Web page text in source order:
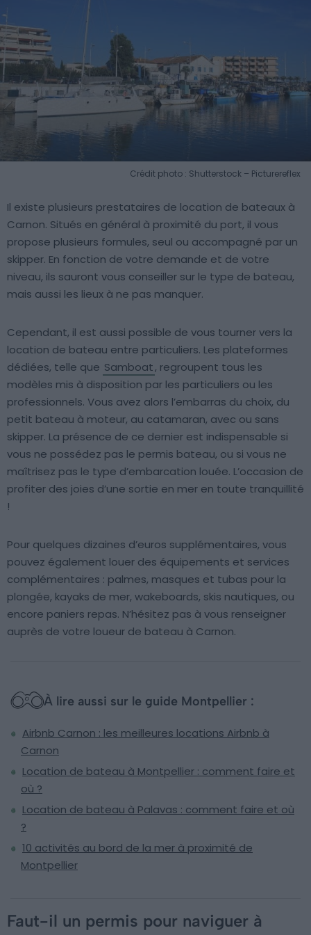
Crédit photo : Shutterstock – Picturereflex
Il existe plusieurs prestataires de location de bateaux à
Carnon. Situés en général à proximité du port, il vous
propose plusieurs formules, seul ou accompagné par un
skipper. En fonction de votre demande et de votre
niveau, ils sauront vous conseiller sur le type de bateau,
mais aussi les lieux à ne pas manquer.
Cependant, il est aussi possible de vous tourner vers la
location de bateau entre particuliers. Les plateformes
dédiées, telle que Samboat, regroupent tous les
modèles mis à disposition par les particuliers ou les
professionnels. Vous avez alors l’embarras du choix, du
petit bateau à moteur, au catamaran, avec ou sans
skipper. La présence de ce dernier est indispensable si
vous ne possédez pas le permis bateau, ou si vous ne
maîtrisez pas le type d’embarcation louée. L’occasion de
profiter des joies d’une sortie en mer en toute tranquillité
!
Pour quelques dizaines d’euros supplémentaires, vous
pouvez également louer des équipements et services
complémentaires : palmes, masques et tubas pour la
plongée, kayaks de mer, wakeboards, skis nautiques, ou
encore paniers repas. N’hésitez pas à vous renseigner
auprès de votre loueur de bateau à Carnon.
À lire aussi sur le guide Montpellier :
Airbnb Carnon : les meilleures locations Airbnb à
Carnon
Location de bateau à Montpellier : comment faire et
où ?
Location de bateau à Palavas : comment faire et où
?
10 activités au bord de la mer à proximité de
Montpellier
Faut-il un permis pour naviguer à